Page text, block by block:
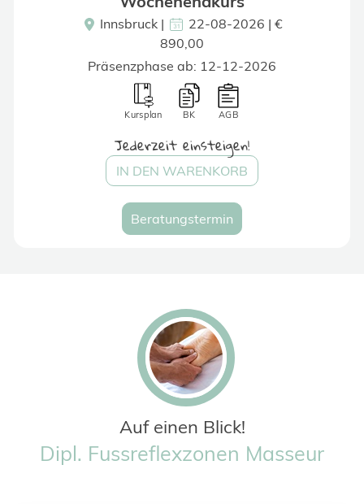
Innsbruck |
22-08-2026 | €
890,00
Präsenzphase ab: 12-12-2026
Kursplan BK AGB
IN DEN WARENKORB
Jederzeit einsteigen!
Beratungstermin
Auf einen Blick!
Dipl. Fussreflexzonen Masseur